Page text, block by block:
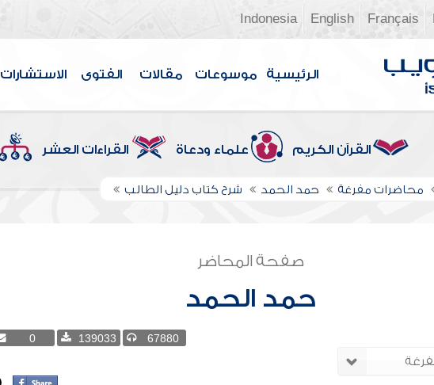
Français
English
Indonesia
الرئيسية موسوعات مقالات الفتوى الاستشارات
القرآن الكريم علماء ودعاة القراءات العشر
محاضرات مفرغة حمد الحمد شرح كتاب دليل الطالب
صفحة المحاضر
حمد الحمد
67880
139033
0